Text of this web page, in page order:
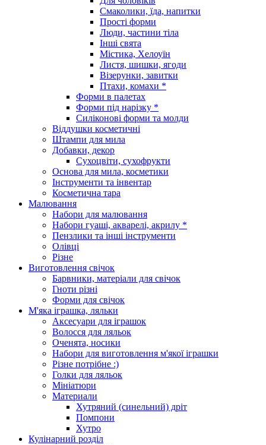
Смаколики, їда, напитки
Прості форми
Люди, частини тіла
Інші свята
Містика, Хелоуїн
Листя, шишки, ягоди
Візерунки, завитки
Птахи, комахи *
Форми в палетах
Форми під нарізку *
Силіконові форми та молди
Віддушки косметичні
Штампи для мила
Добавки, декор
Сухоцвіти, сухофрукти
Основа для мила, косметики
Інструменти та інвентар
Косметична тара
Малювання
Набори для малювання
Набори гуаші, акварелі, акрилу *
Пензлики та інші інструменти
Олівці
Різне
Виготовлення свічок
Барвники, матеріали для свічок
Гноти різні
Форми для свічок
М'яка іграшка, ляльки
Аксесуари для іграшок
Волосся для ляльок
Оченята, носики
Набори для виготовлення м'якої іграшки
Різне потрібне :)
Голки для ляльок
Мініатюри
Материали
Хутряний (синельний) дріт
Помпони
Хутро
Кулінарний розділ